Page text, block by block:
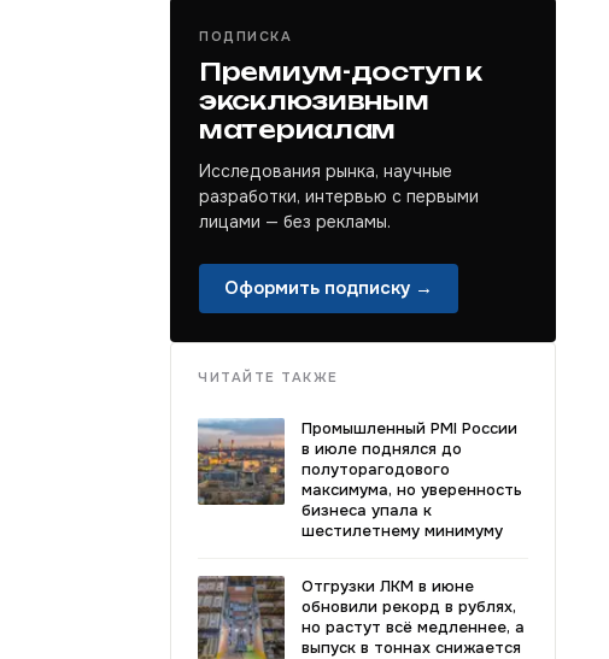
ПОДПИСКА
Премиум-доступ к
эксклюзивным
материалам
Исследования рынка, научные
разработки, интервью с первыми
лицами — без рекламы.
Оформить подписку →
ЧИТАЙТЕ ТАКЖЕ
Промышленный PMI России
в июле поднялся до
полуторагодового
максимума, но уверенность
бизнеса упала к
шестилетнему минимуму
Отгрузки ЛКМ в июне
обновили рекорд в рублях,
но растут всё медленнее, а
выпуск в тоннах снижается